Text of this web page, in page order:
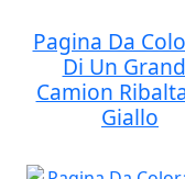
Pagina Da
Di Un
Camion
Giallo